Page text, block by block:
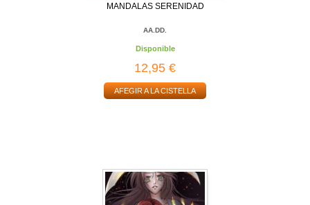
MANDALAS SERENIDAD
AA.DD.
Disponible
12,95 €
AFEGIR A LA CISTELLA